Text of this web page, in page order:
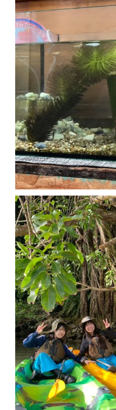
1月は流石に沖縄も寒くなってきました
ですが、ご安心ください！ 無料貸し出しの防水